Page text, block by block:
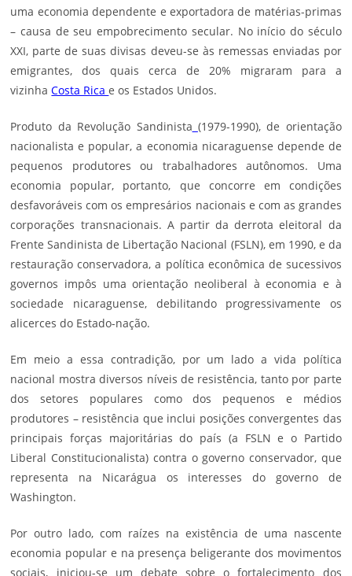
uma economiadependente e exportadora de matérias-primas
– causa de seu empobrecimento secular. No início do século
XXI, parte de suas divisas deveu-se às remessas enviadas por
emigrantes, dos quais cerca de 20% migraram para a
vizinhaCosta Ricae os Estados Unidos.
Produto da Revolução Sandinista (1979-1990), de orientação
nacionalista e popular, a economia nicaraguense depende de
pequenos produtores ou trabalhadores autônomos. Uma
economia popular, portanto, que concorre em condições
desfavoráveis com os empresários nacionais e com as grandes
corporações transnacionais. A partir da derrota eleitoral da
Frente Sandinista de Libertação Nacional (FSLN), em 1990, e da
restauração conservadora, a política econômica de sucessivos
governos impôs uma orientação neoliberal à economia e à
sociedade nicaraguense, debilitando progressivamente os
alicerces do Estado-nação.
Em meio a essa contradição, por um lado a vida política
nacional mostra diversos níveis de resistência, tanto por parte
dos setores populares como dos pequenos e médios
produtores – resistência que inclui posições convergentes das
principais forças majoritárias do país (a FSLN e o Partido
Liberal Constitucionalista) contra o governo conservador, que
representa na Nicarágua os interesses do governo de
Washington.
Por outro lado, com raízes na existência de uma nascente
economia popular e na presença beligerante dos movimentos
sociais, iniciou-se um debate sobre o fortalecimento dos